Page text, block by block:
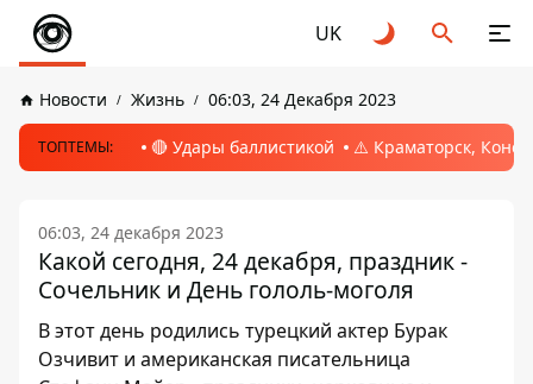
UK
Новости Жизнь 06:03, 24 Декабря 2023
ТОПТЕМЫ: 🔴 Удары баллистикой ⚠️ Краматорск,
06:03, 24 декабря 2023
Какой сегодня, 24 декабря, праздник -
Сочельник и День гололь-моголя
В этот день родились турецкий актер Бурак
Озчивит и американская писательница